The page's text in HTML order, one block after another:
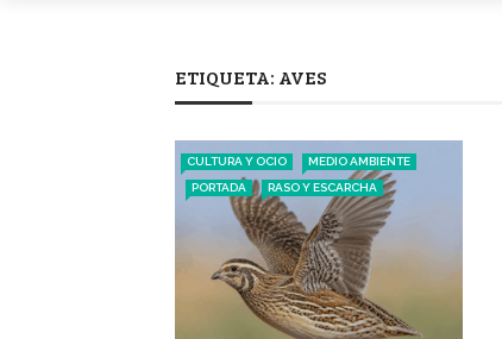
ETIQUETA: AVES
CULTURA Y OCIO
MEDIO AMBIENTE
PORTADA
RASO Y ESCARCHA